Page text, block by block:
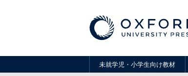
未就学児・小学生向け教材